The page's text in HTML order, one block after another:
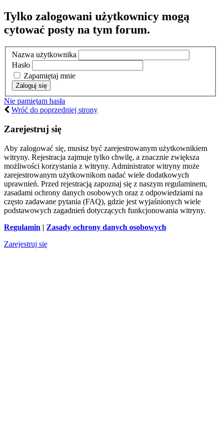
Tylko zalogowani użytkownicy mogą
cytować posty na tym forum.
Nazwa użytkownika
Hasło
Zapamiętaj mnie
Nie pamiętam hasła
Wróć do poprzedniej strony
Zarejestruj się
Aby zalogować się, musisz być zarejestrowanym użytkownikiem
witryny. Rejestracja zajmuje tylko chwilę, a znacznie zwiększa
możliwości korzystania z witryny. Administrator witryny może
zarejestrowanym użytkownikom nadać wiele dodatkowych
uprawnień. Przed rejestracją zapoznaj się z naszym regulaminem,
zasadami ochrony danych osobowych oraz z odpowiedziami na
często zadawane pytania (FAQ), gdzie jest wyjaśnionych wiele
podstawowych zagadnień dotyczących funkcjonowania witryny.
Regulamin | Zasady ochrony danych osobowych
Zarejestruj się